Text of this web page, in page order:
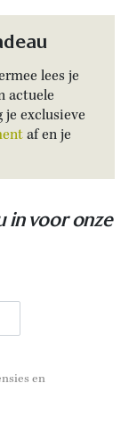
lees je
actuele
exclusieve
af en je
in voor onze
en